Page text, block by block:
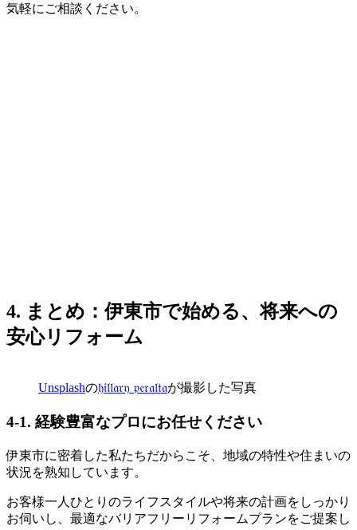
気軽にご相談ください。
4. まとめ：伊東市で始める、将来への
安心リフォーム
Unsplashの𝔥𝔦𝔩𝔩𝔞𝔯𝔶 𝔭𝔢𝔯𝔞𝔩𝔱𝔞が撮影した写真
4-1. 経験豊富なプロにお任せください
伊東市に密着した私たちだからこそ、地域の特性や住まいの
状況を熟知しています。
お客様一人ひとりのライフスタイルや将来の計画をしっかり
お伺いし、最適なバリアフリーリフォームプランをご提案し